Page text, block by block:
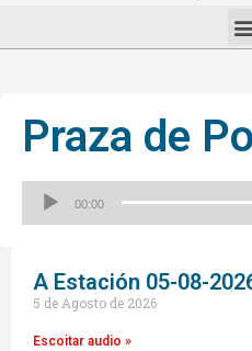
Praza de
00:00
A Estación 05-08-
5 de Agosto de 2026
Escoitar audio »